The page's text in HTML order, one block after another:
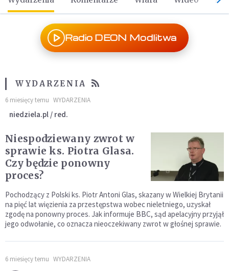
Radio DEON Modlitwa
WYDARZENIA
6 miesięcy temu WYDARZENIA
niedziela.pl / red.
Niespodziewany zwrot w
sprawie ks. Piotra Glasa.
Czy będzie ponowny
proces?
Pochodzący z Polski ks. Piotr Antoni Glas, skazany w Wielkiej Brytanii
na pięć lat więzienia za przestępstwa wobec nieletniego, uzyskał
zgodę na ponowny proces. Jak informuje BBC, sąd apelacyjny przyjął
jego odwołanie, co oznacza nieoczekiwany zwrot w głośnej sprawie.
6 miesięcy temu WYDARZENIA